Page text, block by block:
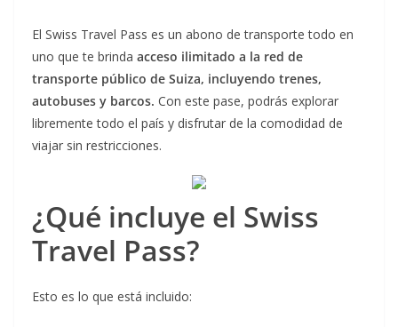
El Swiss Travel Pass es un abono de transporte todo en
uno que te brinda acceso ilimitado a la red de
transporte público de Suiza, incluyendo trenes,
autobuses y barcos. Con este pase, podrás explorar
libremente todo el país y disfrutar de la comodidad de
viajar sin restricciones.
¿Qué incluye el Swiss
Travel Pass?
Esto es lo que está incluido: